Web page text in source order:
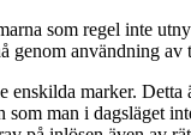
som regel inte
genom användning av
marker.
man i dagsläget